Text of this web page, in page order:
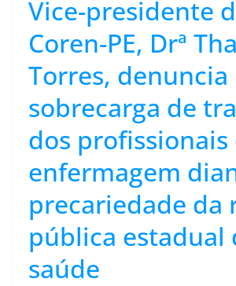
Vice-presidente
Coren-PE, Drª
Torres, denuncia
sobrecarga de
dos profissionais
enfermagem
precariedade da
pública estadual
saúde